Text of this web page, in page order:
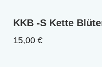
KKB -S Kette
15,00€